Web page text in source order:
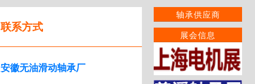
轴承供应商
展会信息
联系方式
安徽无油滑动轴承厂